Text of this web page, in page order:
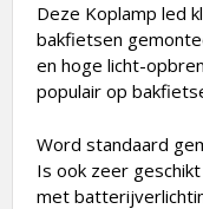
Deze Koplamp led
bakfietsen
en hoge licht-
populair op
Word standaard
Is ook zeer
met